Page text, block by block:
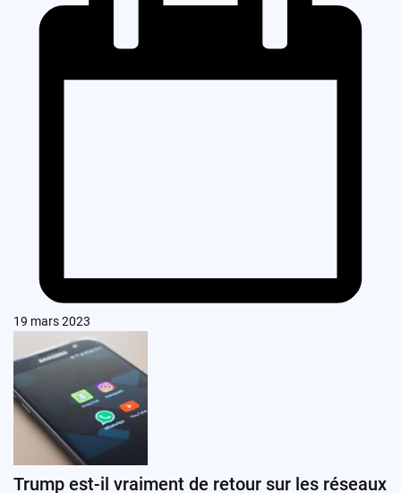
19 mars 2023
Trump est-il vraiment de retour sur les réseaux